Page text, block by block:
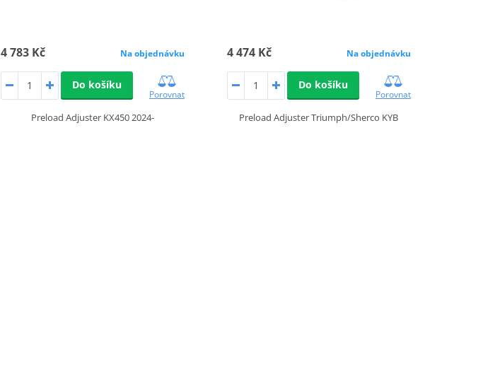
4 783 Kč Na objednávku
Do košíku
Porovnat
Preload Adjuster KX450 2024-
4 474 Kč Na objednávku
Do košíku
Porovnat
Preload Adjuster Triumph/Sherco KYB